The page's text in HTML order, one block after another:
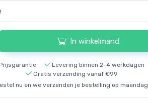
In winkelmand
Levering binnen 2-4 werkdagen
Gratis verzending vanaf €99
nu en we verzenden je bestelling op maandag